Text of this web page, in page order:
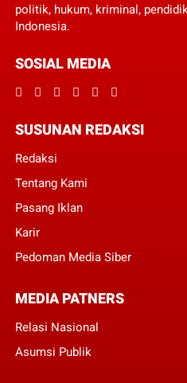
politik, hukum, kriminal,
Indonesia.
SOSIAL MEDIA
SUSUNAN REDAKSI
Redaksi
Tentang Kami
Pasang Iklan
Karir
Pedoman Media Siber
MEDIA PATNERS
Relasi Nasional
Asumsi Publik